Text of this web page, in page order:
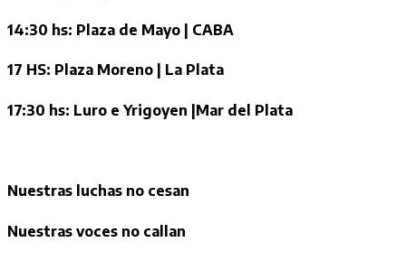
14:30 hs: Plaza de Mayo | CABA
17 HS: Plaza Moreno | La Plata
17:30 hs: Luro e Yrigoyen |Mar del Plata
Nuestras luchas no cesan
Nuestras voces no callan